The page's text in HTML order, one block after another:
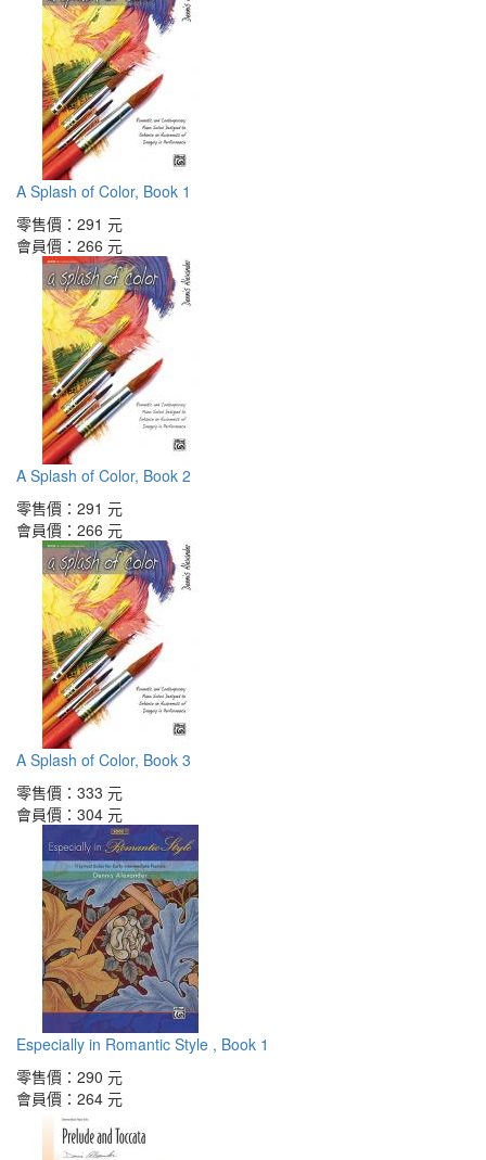
A Splash of Color, Book 1
零售價： 291 元
會員價： 266 元
A Splash of Color, Book 2
零售價： 291 元
會員價： 266 元
A Splash of Color, Book 3
零售價： 333 元
會員價： 304 元
Especially in Romantic Style , Book 1
零售價： 290 元
會員價： 264 元